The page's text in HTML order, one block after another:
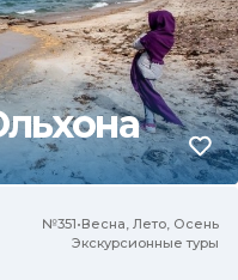
№351•Весна, Лето, Осень
Экскурсионные туры